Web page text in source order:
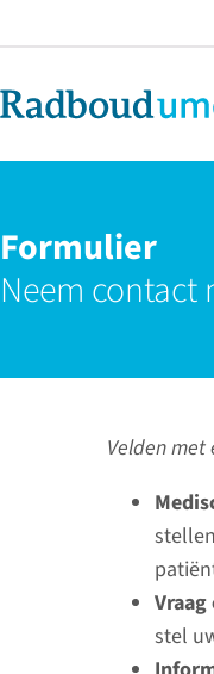
Formulier
Neem contact
Velden met
stel